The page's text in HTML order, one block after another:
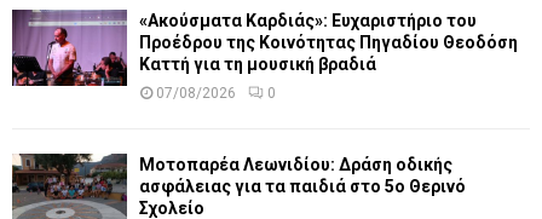
«Ακούσματα Καρδιάς»: Ευχαριστήριο του
Προέδρου της Κοινότητας Πηγαδίου Θεοδόση
Καττή για τη μουσική βραδιά
07/08/2026 0
Μοτοπαρέα Λεωνιδίου: Δράση οδικής
ασφάλειας για τα παιδιά στο 5ο Θερινό
Σχολείο